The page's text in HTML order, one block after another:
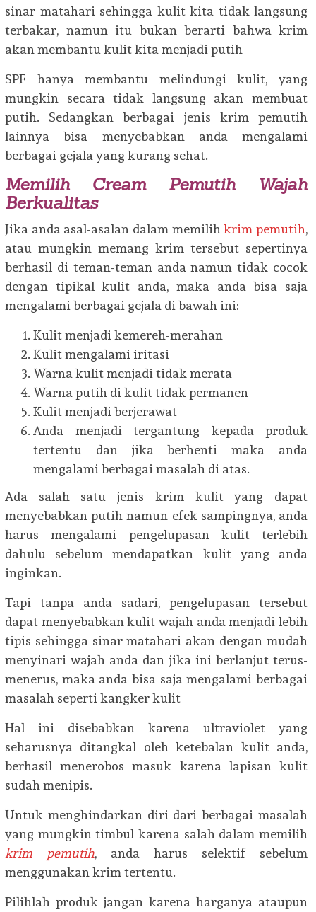
sinar matahari sehingga kulit kita tidak langsung
terbakar, namun itu bukan berarti bahwa krim
akan membantu kulit kita menjadi putih
SPF hanya membantu melindungi kulit, yang
mungkin secara tidak langsung akan membuat
putih. Sedangkan berbagai jenis krim pemutih
lainnya bisa menyebabkan anda mengalami
berbagai gejala yang kurang sehat.
Memilih Cream Pemutih Wajah
Berkualitas
Jika anda asal-asalan dalam memilihkrim pemutih,
atau mungkin memang krim tersebut sepertinya
berhasil di teman-teman anda namun tidak cocok
dengan tipikal kulit anda, maka anda bisa saja
mengalami berbagai gejala di bawah ini:
Kulit menjadi kemereh-merahan
Kulit mengalami iritasi
Warna kulit menjadi tidak merata
Warna putih di kulit tidak permanen
Kulit menjadi berjerawat
Anda menjadi tergantung kepada produk
tertentu dan jika berhenti maka anda
mengalami berbagai masalah di atas.
Ada salah satu jenis krim kulit yang dapat
menyebabkan putih namun efek sampingnya, anda
harus mengalami pengelupasan kulit terlebih
dahulu sebelum mendapatkan kulit yang anda
inginkan.
Tapi tanpa anda sadari, pengelupasan tersebut
dapat menyebabkan kulit wajah anda menjadi lebih
tipis sehingga sinar matahari akan dengan mudah
menyinari wajah anda dan jika ini berlanjut terus-
menerus, maka anda bisa saja mengalami berbagai
masalah seperti kangker kulit
Hal ini disebabkan karena ultraviolet yang
seharusnya ditangkal oleh ketebalan kulit anda,
berhasil menerobos masuk karena lapisan kulit
sudah menipis.
Untuk menghindarkan diri dari berbagai masalah
yang mungkin timbul karena salah dalam memilih
krim pemutih, anda harus selektif sebelum
menggunakan krim tertentu.
Pilihlah produk jangan karena harganya ataupun